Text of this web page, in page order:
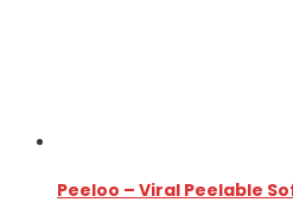
Peeloo – Viral Peelable